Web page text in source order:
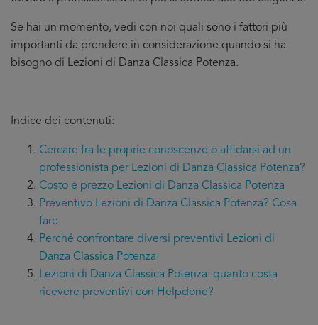
Se hai un momento, vedi con noi quali sono i fattori più
importanti da prendere in considerazione quando si ha
bisogno di Lezioni di Danza Classica Potenza.
Indice dei contenuti:
Cercare fra le proprie conoscenze o affidarsi ad un
professionista per Lezioni di Danza Classica Potenza?
Costo e prezzo Lezioni di Danza Classica Potenza
Preventivo Lezioni di Danza Classica Potenza? Cosa
fare
Perché confrontare diversi preventivi Lezioni di
Danza Classica Potenza
Lezioni di Danza Classica Potenza: quanto costa
ricevere preventivi con Helpdone?